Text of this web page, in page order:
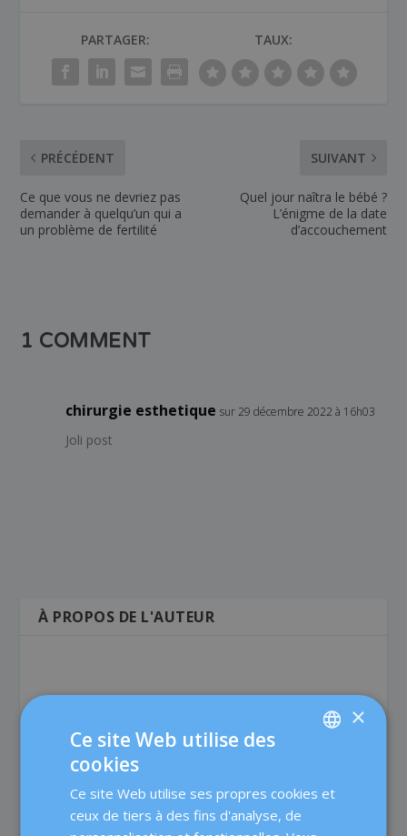
PARTAGER: TAUX:
PRÉCÉDENT
Ce que vous ne devriez pas
demander à quelqu’un qui a
un problème de fertilité
SUIVANT
Quel jour naîtra le bébé ?
L’énigme de la date
d’accouchement
1 COMMENT
chirurgie esthetique sur 29 décembre 2022 à 16h03
Joli post
À PROPOS DE L'AUTEUR
femmes une prise en charge complète dans les
domaines de l'obstétrique, de la gynécologie et de la
CATALÀ
×
Ce site Web utilise des
cookies
Ce site Web utilise ses propres cookies et
ceux de tiers à des fins d'analyse, de